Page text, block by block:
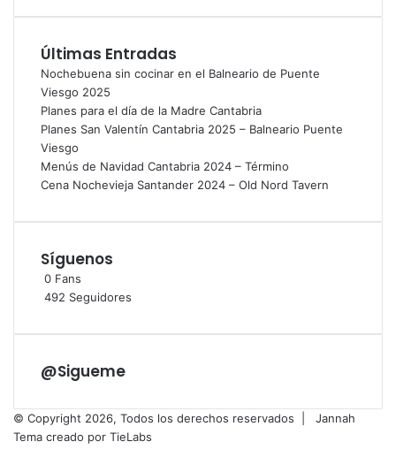
Últimas Entradas
Nochebuena sin cocinar en el Balneario de Puente
Viesgo 2025
Planes para el día de la Madre Cantabria
Planes San Valentín Cantabria 2025 – Balneario Puente
Viesgo
Menús de Navidad Cantabria 2024 – Término
Cena Nochevieja Santander 2024 – Old Nord Tavern
Síguenos
0 Fans
492 Seguidores
@Sigueme
© Copyright 2026, Todos los derechos reservados |
Jannah
Tema creado por TieLabs